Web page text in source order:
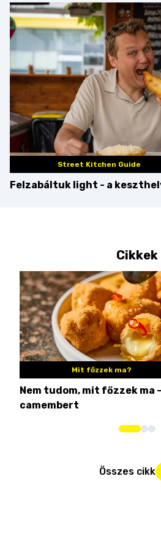
Dublinból hazatért pár
Street Kitchen Guide
Felzabáltuk light - a
Cikkek
Mit főzzek ma?
Nem tudom, mit főzzek ma
camembert
Összes cikk